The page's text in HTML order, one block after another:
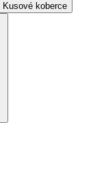
Kusové koberce